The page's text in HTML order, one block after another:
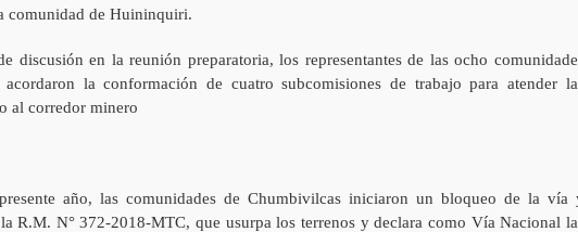
comunidad de Huininquiri.
discusión en la reunión preparatoria, los representantes de las ocho
la conformación de cuatro subcomisiones de trabajo para atender
al corredor minero
año, las comunidades de Chumbivilcas iniciaron un bloqueo de la vía
R.M. N° 372-2018-MTC, que usurpa los terrenos y declara como Vía Nacional